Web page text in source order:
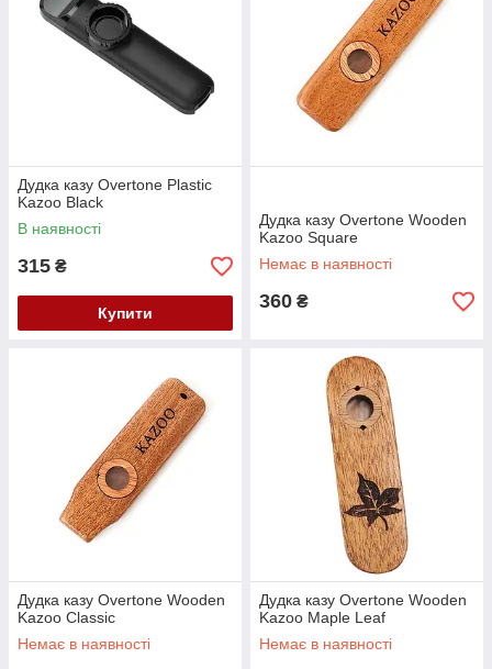
Дудка казу Overtone Plastic
Kazoo Black
В наявності
315 ₴
Купити
Дудка казу Overtone Wooden
Kazoo Square
Немає в наявності
360 ₴
Дудка казу Overtone Wooden
Kazoo Classic
Немає в наявності
Дудка казу Overtone Wooden
Kazoo Maple Leaf
Немає в наявності